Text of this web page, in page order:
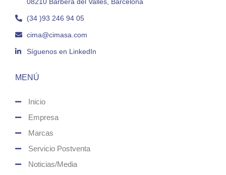
(34 )93 246 94 05
cima@cimasa.com
Síguenos en LinkedIn
MENÚ
Inicio
Empresa
Marcas
Servicio Postventa
Noticias/Media